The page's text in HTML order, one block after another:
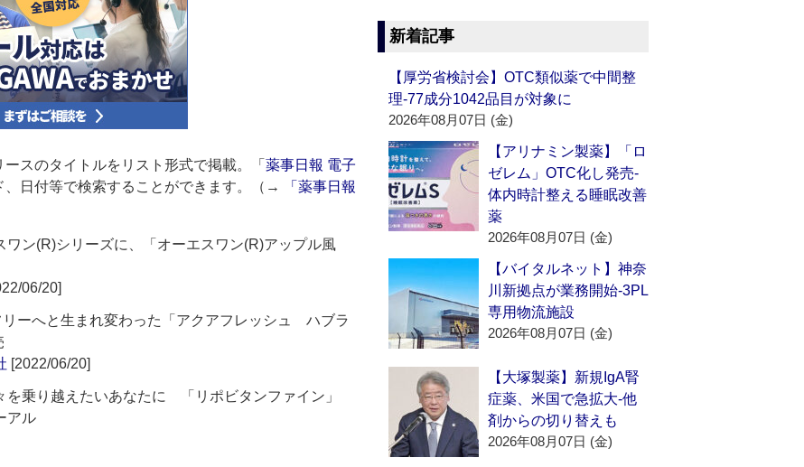
スのタイトルをリスト形式で掲載。「 薬事日報 電子
、日付等で検索することができます。（→
「薬事日報
ン(R)シリーズに、「オーエスワン(R)アップル風
06/20]
ーへと生まれ変わった「アクアフレッシュ ハブラ
[2022/06/20]
を乗り越えたいあなたに 「リポビタンファイン」
アル
新着記事
【厚労省検討会】OTC類似薬で中間整
理‐77成分1042品目が対象に
2026年08月07日 (金)
【アリナミン製薬】「ロ
ゼレム」OTC化し発売‐
体内時計整える睡眠改善
薬
2026年08月07日 (金)
【バイタルネット】神奈
川新拠点が業務開始‐3PL
専用物流施設
2026年08月07日 (金)
【大塚製薬】新規IgA腎
症薬、米国で急拡大‐他
剤からの切り替えも
2026年08月07日 (金)